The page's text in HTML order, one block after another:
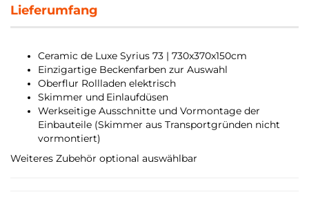
Lieferumfang
Ceramic de Luxe Syrius 73 | 730x370x150cm
Einzigartige Beckenfarben zur Auswahl
Oberflur Rollladen elektrisch
Skimmer und Einlaufdüsen
Werkseitige Ausschnitte und Vormontage der
Einbauteile (Skimmer aus Transportgründen nicht
vormontiert)
Weiteres Zubehör optional auswählbar